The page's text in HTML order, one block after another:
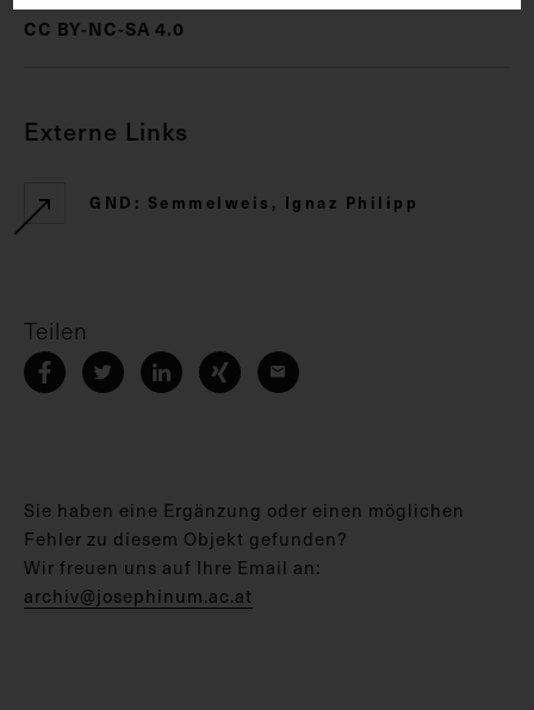
CC BY-NC-SA 4.0
Externe Links
GND: Semmelweis, Ignaz Philipp
Teilen
Sie haben eine Ergänzung oder einen möglichen
Fehler zu diesem Objekt gefunden?
Wir freuen uns auf Ihre Email an:
archiv@josephinum.ac.at